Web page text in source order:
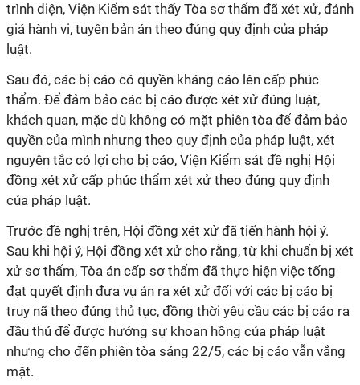
trình diện, Viện Kiểm sát thấy Tòa sơ thẩm đã xét xử, đánh
giá hành vi, tuyên bản án theo đúng quy định của pháp
luật.
Sau đó, các bị cáo có quyền kháng cáo lên cấp phúc
thẩm. Để đảm bảo các bị cáo được xét xử đúng luật,
khách quan, mặc dù không có mặt phiên tòa để đảm bảo
quyền của mình nhưng theo quy định của pháp luật, xét
nguyên tắc có lợi cho bị cáo, Viện Kiểm sát đề nghị Hội
đồng xét xử cấp phúc thẩm xét xử theo đúng quy định
của pháp luật.
Trước đề nghị trên, Hội đồng xét xử đã tiến hành hội ý.
Sau khi hội ý, Hội đồng xét xử cho rằng, từ khi chuẩn bị xét
xử sơ thẩm, Tòa án cấp sơ thẩm đã thực hiện việc tống
đạt quyết định đưa vụ án ra xét xử đối với các bị cáo bị
truy nã theo đúng thủ tục, đồng thời yêu cầu các bị cáo ra
đầu thú để được hưởng sự khoan hồng của pháp luật
nhưng cho đến phiên tòa sáng 22/5, các bị cáo vẫn vắng
mặt.